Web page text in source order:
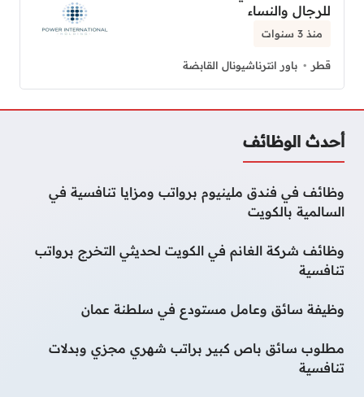
للرجال والنساء
منذ 3 سنوات
قطر باور انترناشيونال القابضة
أحدث الوظائف
وظائف في فندق ملينيوم برواتب ومزايا تنافسية في
السالمية بالكويت
وظائف شركة الغانم في الكويت لحديثي التخرج برواتب
تنافسية
وظيفة سائق وعامل مستودع في سلطنة عمان
مطلوب سائق باص كبير براتب شهري مجزي وبدلات
تنافسية